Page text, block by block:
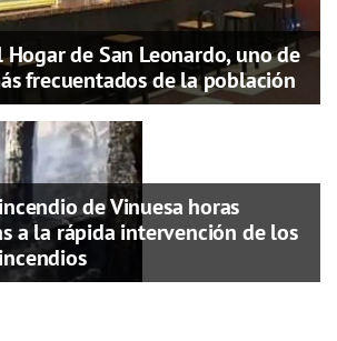
Hogar de San Leonardo, uno de
frecuentados de la población
de Vinuesa horas
a la rápida intervención de los